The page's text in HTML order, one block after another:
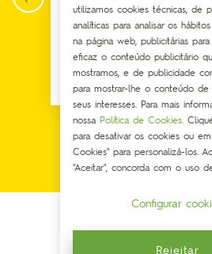
Colagénio
utilizamos cookies técnicas, de
analíticas para analisar os
na página web, publicitárias
eficaz o conteúdo publicitário
mostramos, e de publicidade
para mostrar-lhe o conteúdo
seus interesses. Para mais
nossa Política de Cookies .
para desativar os cookies ou
Cookies" para personalizá-los.
"Aceitar", concorda com o uso
Configurar
Rejeitar